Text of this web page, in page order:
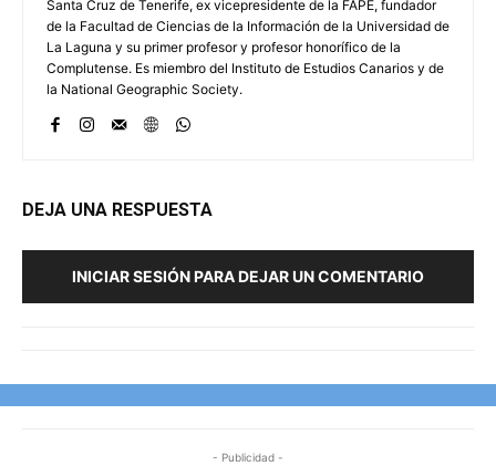
Santa Cruz de Tenerife, ex vicepresidente de la FAPE, fundador
de la Facultad de Ciencias de la Información de la Universidad de
La Laguna y su primer profesor y profesor honorífico de la
Complutense. Es miembro del Instituto de Estudios Canarios y de
la National Geographic Society.
DEJA UNA RESPUESTA
INICIAR SESIÓN PARA DEJAR UN COMENTARIO
- Publicidad -